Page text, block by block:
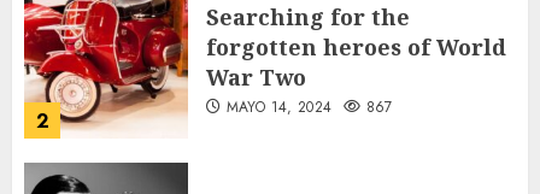
2
Searching for the
forgotten heroes of World
War Two
MAYO 14, 2024 867